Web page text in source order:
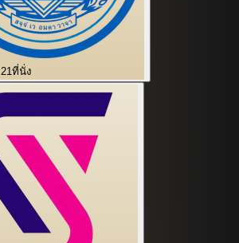
21ที่นั่ง